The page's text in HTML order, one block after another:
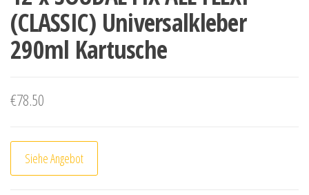
(CLASSIC) Universalkleber
290ml Kartusche
€78.50
Siehe Angebot